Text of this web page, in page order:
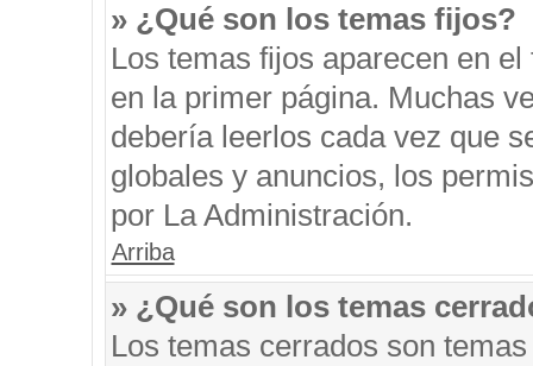
» ¿Qué son los temas fijos?
Los temas fijos aparecen en
en la primer página. Muchas
debería leerlos cada vez que
globales y anuncios, los
por La Administración.
Arriba
» ¿Qué son los temas
Los temas cerrados son